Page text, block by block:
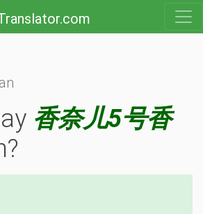
香奈儿5号香